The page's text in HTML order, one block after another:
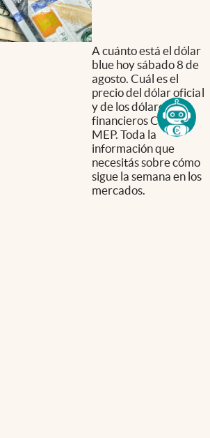
A cuánto está el dólar
blue hoy sábado 8 de
agosto. Cuál es el
precio del dólar oficial
y de los dólares
financieros CCL y
MEP. Toda la
información que
necesitás sobre cómo
sigue la semana en los
mercados.